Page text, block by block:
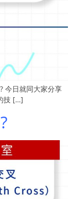
今日就同大家分享
技 […]